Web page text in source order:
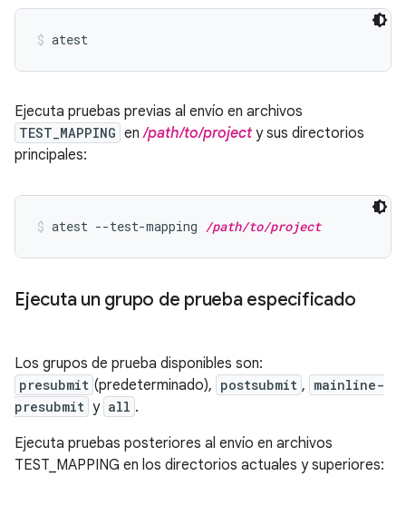
atest
Ejecuta pruebas previas al envío en archivos
TEST_MAPPING en/path/to/projecty sus directorios
principales:
atest --test-mapping /path/to/project
Ejecuta un grupo de prueba especificado
Los grupos de prueba disponibles son:
presubmit (predeterminado), postsubmit , mainline-
presubmit y all .
Ejecuta pruebas posteriores al envío en archivos
TEST_MAPPING en los directorios actuales y superiores: